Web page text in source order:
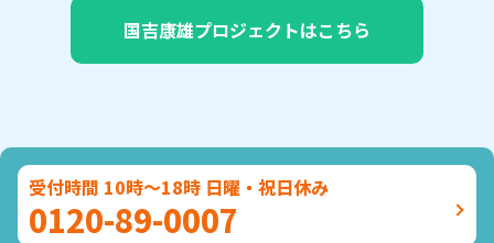
国吉康雄プロジェクトはこちら
受付時間 10時～18時 日曜・祝日休み
0120-89-0007